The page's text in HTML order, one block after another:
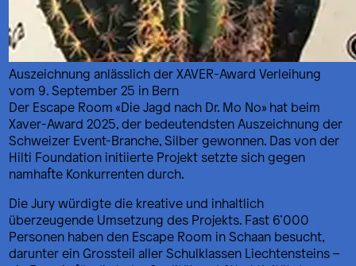
Auszeichnung anlässlich der XAVER-Award Verleihung
vom 9. September 25 in Bern
Der Escape Room «Die Jagd nach Dr. Mo No» hat beim
Xaver-Award 2025, der bedeutendsten Auszeichnung der
Schweizer Event-Branche, Silber gewonnen. Das von der
Hilti Foundation initiierte Projekt setzte sich gegen
namhafte Konkurrenten durch.
Die Jury würdigte die kreative und inhaltlich
überzeugende Umsetzung des Projekts. Fast 6’000
Personen haben den Escape Room in Schaan besucht,
darunter ein Grossteil aller Schulklassen Liechtensteins –